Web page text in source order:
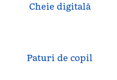
Cheie digitală
Paturi de copil